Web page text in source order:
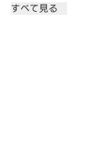
すべて見る